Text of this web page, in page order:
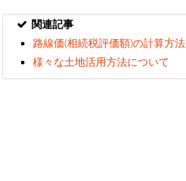
関連記事
路線価(相続税評価額)の計算方法
様々な土地活用方法について